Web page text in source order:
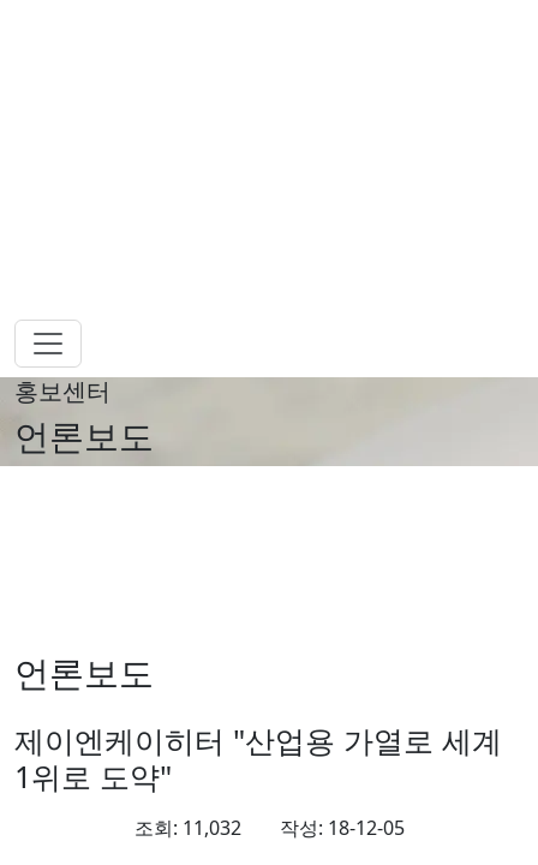
홍보센터
언론보도
언론보도
제이엔케이히터 "산업용 가열로 세계
1위로 도약"
조회: 11,032 작성: 18-12-05